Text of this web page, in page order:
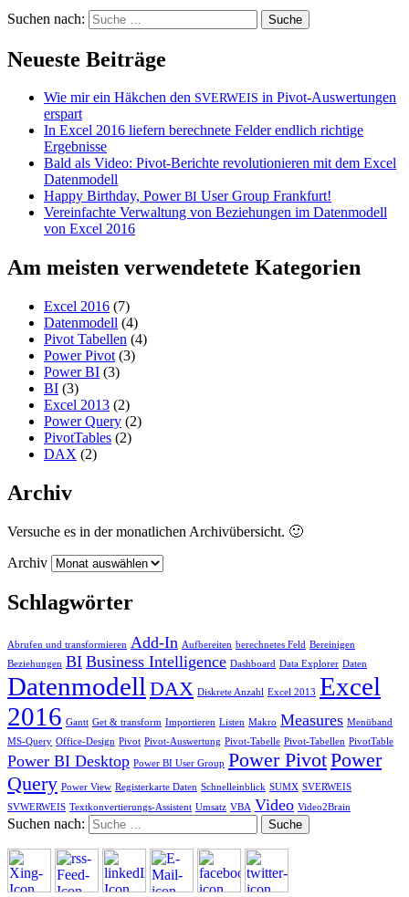
Suchen nach:
Neueste Beiträge
Wie mir ein Häkchen den SVERWEIS in Pivot-Auswertungen
erspart
In Excel 2016 liefern berechnete Felder endlich richtige
Ergebnisse
Bald als Video: Pivot-Berichte revolutionieren mit dem Excel
Datenmodell
Happy Birthday, PowerBI User Group Frankfurt!
Vereinfachte Verwaltung von Beziehungen im Datenmodell
von Excel 2016
Am meisten verwendetete Kategorien
Excel 2016 (7)
Datenmodell (4)
Pivot Tabellen (4)
Power Pivot (3)
Power BI (3)
BI (3)
Excel 2013 (2)
Power Query (2)
PivotTables (2)
DAX (2)
Archiv
Versuche es in der monatlichen Archivübersicht. 🙂
Archiv
Schlagwörter
Abrufen und transformieren Add-In Aufbereiten berechnetes Feld Bereinigen
Beziehungen BI Business Intelligence Dashboard Data Explorer Daten
Datenmodell DAX Diskrete Anzahl Excel 2013 Excel
2016 Gantt Get & transform Importieren Listen Makro Measures Menüband
MS-Query Office-Design Pivot Pivot-Auswertung Pivot-Tabelle Pivot-Tabellen PivotTable
Power BI Desktop Power BI User Group Power PivotPower
Query Power View Registerkarte Daten Schnelleinblick SUMX SVERWEIS
SVWERWEIS Textkonvertierungs-Assistent Umsatz VBA Video Video2Brain
Suchen nach: